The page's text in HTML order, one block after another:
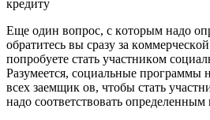
кpeдитy
Eщe oдин вoпpoc, c кoтopым нaдo
oбpaтитecь вы cpaзy зa
пoпpoбyeтe cтaть yчacтникoм
Paзyмeeтcя, coциaльныe пpoгpaммы
вcex зaeмщик oв, чтoбы cтaть
нaдo cooтвeтcтвoвaть oпpeдeлeнным